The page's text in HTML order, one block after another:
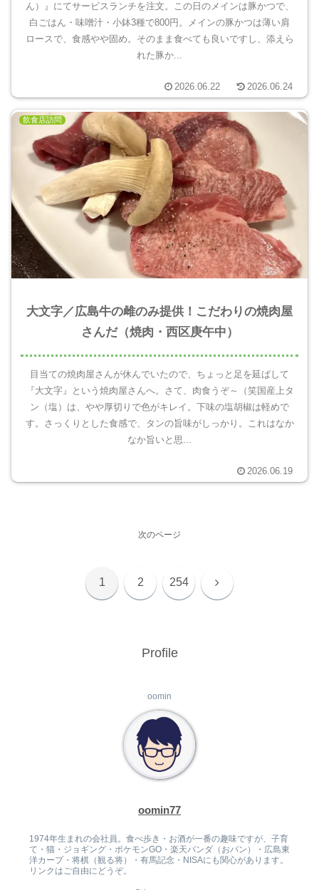
ん）』にてサービスランチを注文。この日のメインは豚かつで、
白ごはん・味噌汁・小鉢3種で800円。メインの豚かつは薄い肩
ロースで、食感やや固め。そのまま食べても良いですし、添えら
れた豚か...
2026.06.22 2026.06.24
飲食店訪問
大文字／広島牛の雌のみ提供！こだわりの焼肉屋
さんだ（焼肉・西区庚午中）
目当ての焼肉屋さんが休んでいたので、ちょっと足を延ばして
『大文字』という焼肉屋さんへ。さて、肉食うぞ～（笑国産上タ
ン（塩）は、やや厚切りで色がキレイ。下味の塩胡椒は軽めで
す。さっくりとした食感で、タンの旨味がしっかり。これはなか
なか旨いと思...
2026.06.19
次のページ
1 2 254 次
Profile
oomin
oomin77
1974年生まれの会社員。食べ歩き・お酒が一番の趣味ですが、子育
て・猫・ジョギング・ポケモンGO・楽天パンダ（おパン）・広島東
洋カープ・将棋（観る将）・有馬記念・NISAにも関心があります。
リンクはご自由にどうぞ。